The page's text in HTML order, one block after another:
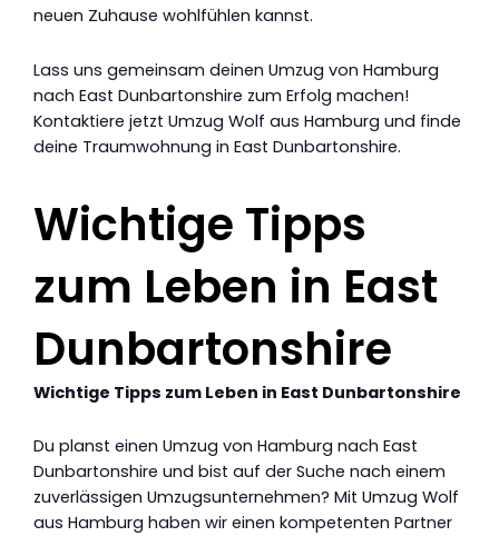
neuen Zuhause wohlfühlen kannst.
Lass uns gemeinsam deinen Umzug von Hamburg
nach East Dunbartonshire zum Erfolg machen!
Kontaktiere jetzt Umzug Wolf aus Hamburg und finde
deine Traumwohnung in East Dunbartonshire.
Wichtige Tipps
zum Leben in East
Dunbartonshire
Wichtige Tipps zum Leben in East Dunbartonshire
Du planst einen Umzug von Hamburg nach East
Dunbartonshire und bist auf der Suche nach einem
zuverlässigen Umzugsunternehmen? Mit Umzug Wolf
aus Hamburg haben wir einen kompetenten Partner